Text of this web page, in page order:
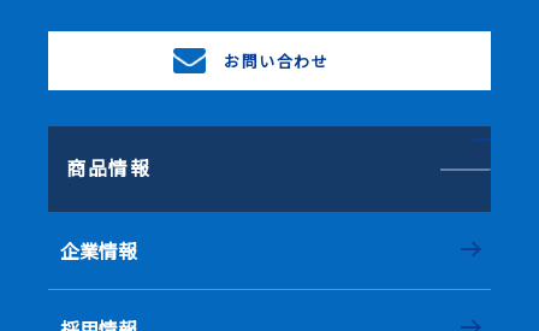
お問い合わせ
企業情報
商品情報